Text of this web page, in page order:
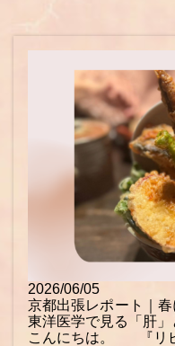
2026/06/05
京都出張レポート｜
東洋医学で見る「肝
こんにちは。 『リ